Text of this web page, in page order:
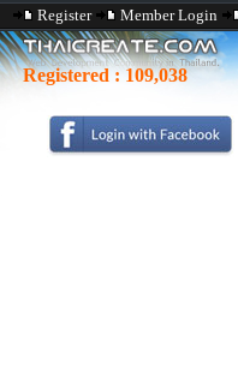
Register Member Login
Registered : 109,038